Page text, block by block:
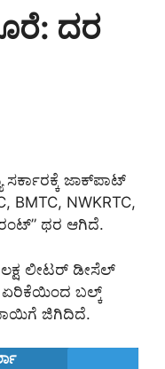
ದರ
ಜಾಕ್‌ಪಾಟ್
BMTC, NWKRTC,
ಥರ ಆಗಿದೆ.
ಲೀಟರ್ ಡೀಸೆಲ್
ಏರಿಕೆಯಿಂದ ಬಲ್ಕ್
ಜಿಗಿದಿದೆ.